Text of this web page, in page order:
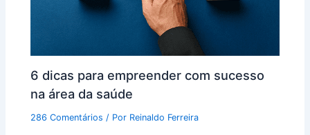
6 dicas para empreender com sucesso
na área da saúde
286 Comentários / Por Reinaldo Ferreira